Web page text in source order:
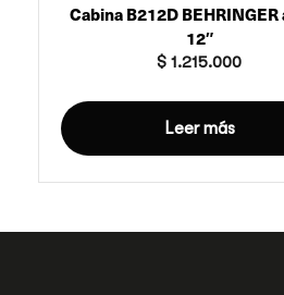
Cabina B212D
12″
$ 1.215.000
Leer más